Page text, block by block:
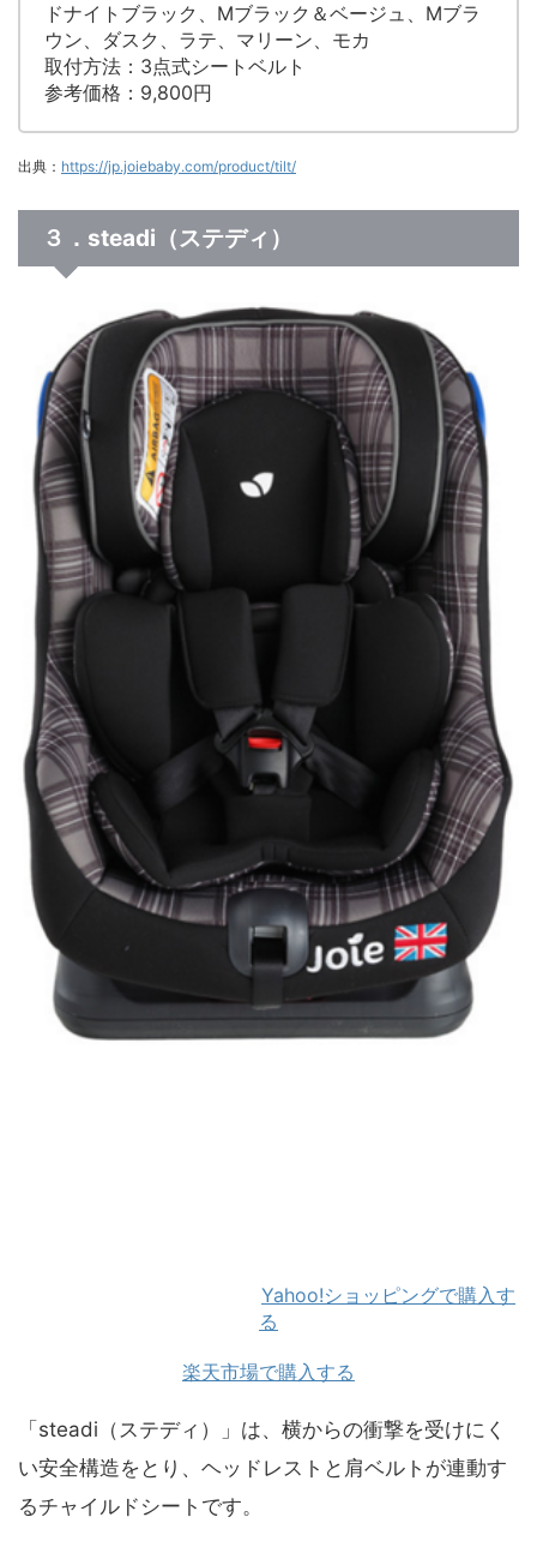
ドナイトブラック、Mブラック＆ベージュ、Mブラ
ウン、ダスク、ラテ、マリーン、モカ
取付方法：3点式シートベルト
参考価格：9,800円
出典： https://jp.joiebaby.com/product/tilt/
３．steadi（ステディ）
Yahoo!ショッピングで購入す
る
楽天市場で購入する
「steadi（ステディ）」は、横からの衝撃を受けにく
い安全構造をとり、ヘッドレストと肩ベルトが連動す
るチャイルドシートです。